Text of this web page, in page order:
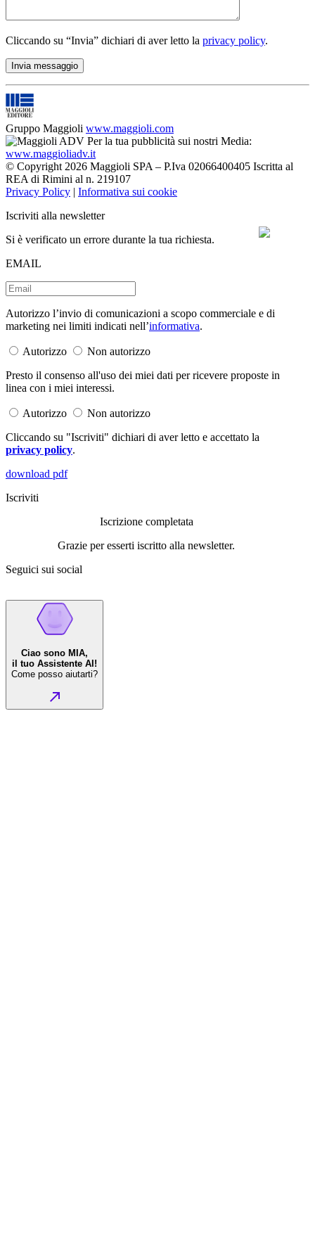
Cliccando su “Invia” dichiari di aver letto la privacy policy.
Gruppo Maggioli www.maggioli.com
Per la tua pubblicità sui nostri Media:
www.maggioliadv.it
© Copyright 2026 Maggioli SPA – P.Iva 02066400405 Iscritta al
REA di Rimini al n. 219107
Privacy Policy | Informativa sui cookie
Iscriviti alla newsletter
Si è verificato un errore durante la tua richiesta.
EMAIL
Autorizzo l’invio di comunicazioni a scopo commerciale e di
marketing nei limiti indicati nell’informativa.
Autorizzo
Non autorizzo
Presto il consenso all'uso dei miei dati per ricevere proposte in
linea con i miei interessi.
Autorizzo
Non autorizzo
Cliccando su "Iscriviti" dichiari di aver letto e accettato la
privacy policy.
download pdf
Iscriviti
Iscrizione completata
Grazie per esserti iscritto alla newsletter.
Seguici sui social
Ciao sono MIA,
il tuo Assistente AI!
Come posso aiutarti?